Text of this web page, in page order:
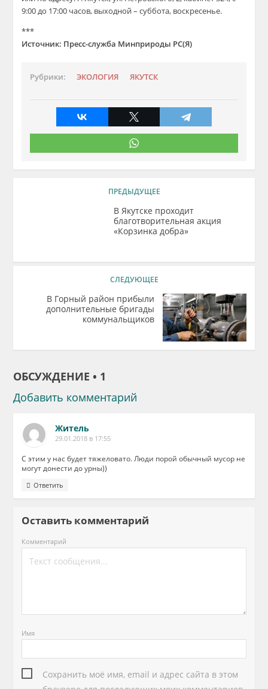
9:00 до 17:00 часов, выходной – суббота, воскресенье.
***
Источник: Пресс-служба Минприроды РС(Я)
Рубрики: ЭКОЛОГИЯ ЯКУТСК
ПРЕДЫДУЩЕЕ
В Якутске проходит
благотворительная акция
«Корзинка добра»
СЛЕДУЮЩЕЕ
В Горный район прибыли
дополнительные бригады
коммунальщиков
ОБСУЖДЕНИЕ • 1
Добавить комментарий
Житель
29.01.2018 в 17:55
С этим у нас будет тяжеловато. Люди порой обычный мусор не
могут донести до урны))
Ответить
Оставить комментарий
Комментарий
Имя
Сохранить моё имя, email и адрес сайта в этом